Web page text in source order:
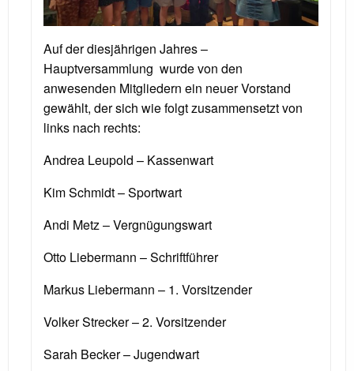
Auf der diesjährigen Jahres –
Hauptversammlung wurde von den
anwesenden Mitgliedern ein neuer Vorstand
gewählt, der sich wie folgt zusammensetzt von
links nach rechts:
Andrea Leupold – Kassenwart
Kim Schmidt – Sportwart
Andi Metz – Vergnügungswart
Otto Liebermann – Schriftführer
Markus Liebermann – 1. Vorsitzender
Volker Strecker – 2. Vorsitzender
Sarah Becker – Jugendwart